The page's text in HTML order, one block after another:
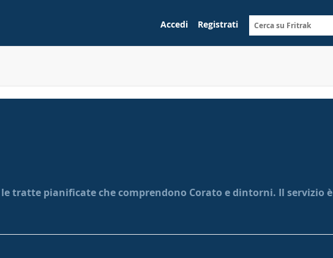
Accedi Registrati
tratte pianificate che comprendono Corato e dintorni. Il servizio è